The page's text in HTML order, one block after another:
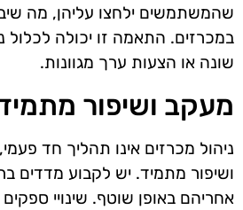
שהמשתמשים ילחצו עליהן, מה
במכרזים. התאמה זו יכולה לכלול
שונה או הצעות ערך מגוונות.
מעקב ושיפור
ניהול מכרזים אינו תהליך חד
ושיפור מתמיד. יש לקבוע מדדים
אחריהם באופן שוטף. שינויי ספקים